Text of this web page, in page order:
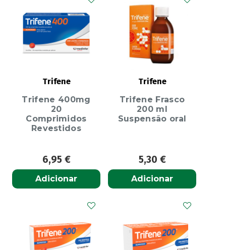
Trifene
Trifene 400mg
20
Comprimidos
Revestidos
6,95 €
Adicionar
Trifene
Trifene Frasco
200 ml
Suspensão oral
5,30 €
Adicionar